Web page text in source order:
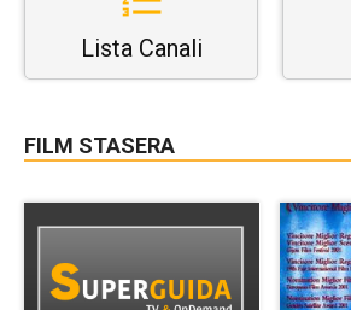
Lista Canali
FILM STASERA